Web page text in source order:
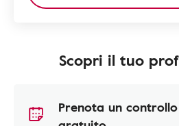
Scopri il tuo
Prenota un